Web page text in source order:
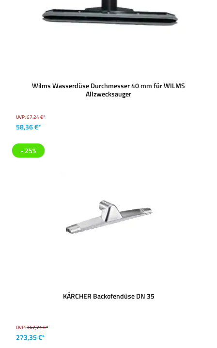
Wilms Wasserdüse Durchmesser 40 mm für WILMS
Allzwecksauger
UVP:67,24 €*
58,36 €*
- 25%
KÄRCHER Backofendüse DN 35
UVP:367,71 €*
273,35 €*